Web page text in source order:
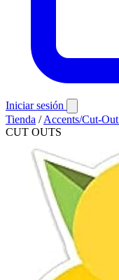
Iniciar sesión
Tienda / Accents/Cut-Out
CUT OUTS